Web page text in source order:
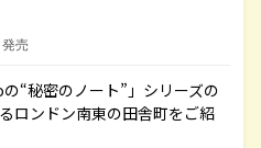
売
“秘密のノート”」シリーズの
ロンドン南東の田舎町をご紹